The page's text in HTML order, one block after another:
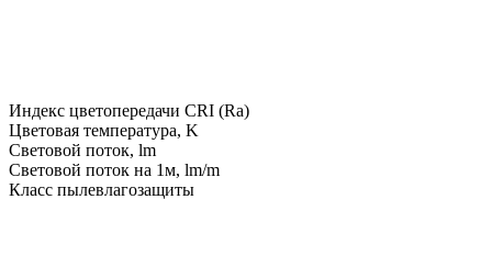
Индекс цветопередачи CRI (Ra)
Цветовая температура, K
Световой поток, lm
Световой поток на 1м, lm/m
Класс пылевлагозащиты